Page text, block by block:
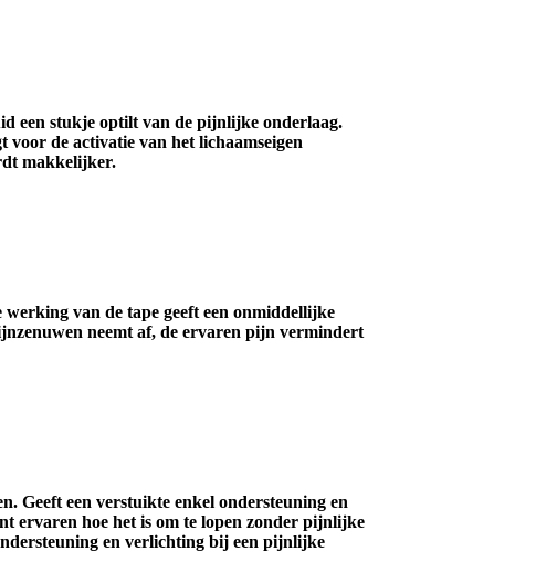
een stukje optilt van de pijnlijke onderlaag.
de activatie van het lichaamseigen
makkelijker.
van de tape geeft een onmiddellijke
neemt af, de ervaren pijn vermindert
Geeft een verstuikte enkel ondersteuning en
ervaren hoe het is om te lopen zonder pijnlijke
en verlichting bij een pijnlijke